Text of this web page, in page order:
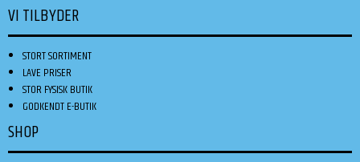
VI TILBYDER
STORT SORTIMENT
LAVE PRISER
STOR FYSISK BUTIK
GODKENDT E-BUTIK
SHOP